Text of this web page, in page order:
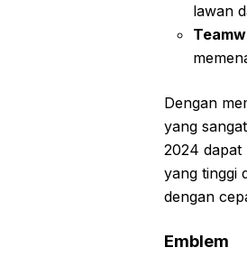
lawan
Dengan
yang
2024 dapat
yang tinggi
dengan
Emblem